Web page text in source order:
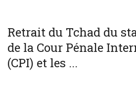
Retrait du Tchad du
de la Cour Pénale
(CPI) et les ...